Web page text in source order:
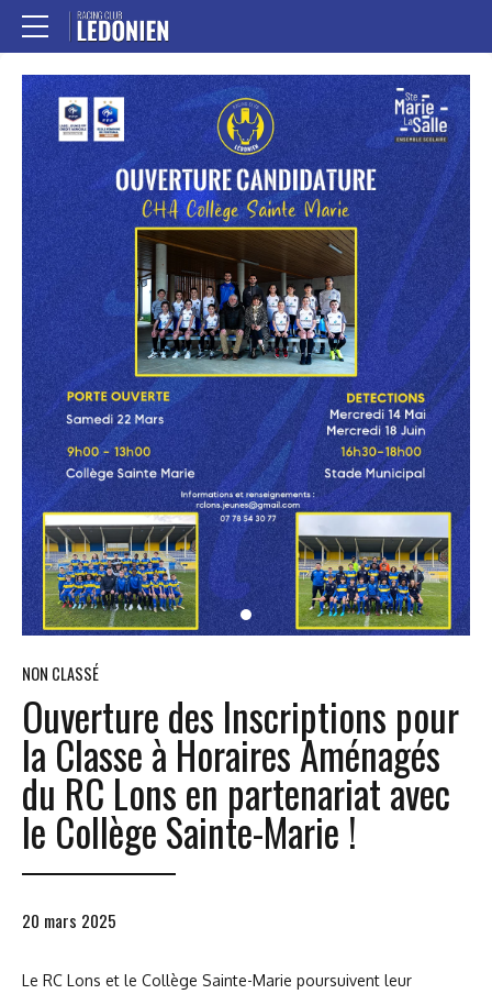
NON CLASSÉ
Ouverture des Inscriptions pour
la Classe à Horaires Aménagés
du RC Lons en partenariat avec
le Collège Sainte-Marie !
20 mars 2025
Le RC Lons et le Collège Sainte-Marie poursuivent leur